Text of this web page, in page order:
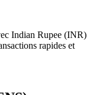
Indian Rupee (INR)
rapides et